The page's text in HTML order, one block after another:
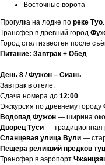
Восточные ворота
Прогулка на лодке по реке Туо.
Трансфер в древний город
Город стал известен после
Питание: Завтрак + Обед
День 8 / Фужон – Сиань
Завтрак в отеле.
Сдача номера до 12:00.
Экскурсия по древнему городу
Водопад Фужон — ширина
Дворец Туси — традиционная
Сланцевая улица Вули —
Пещера реликвий предков
Трансфер в аэропорт